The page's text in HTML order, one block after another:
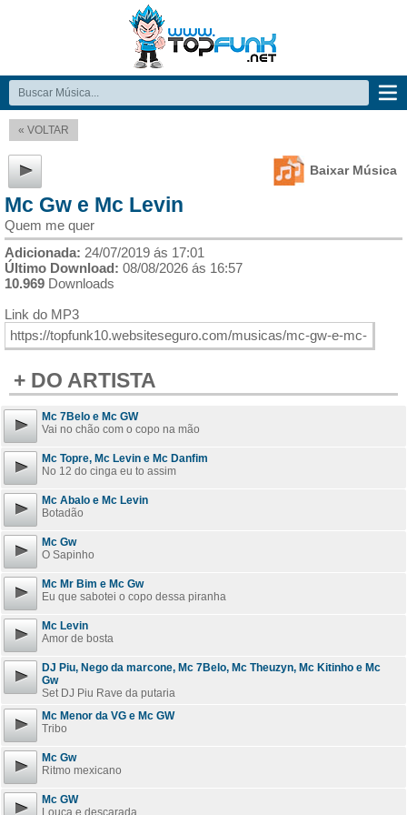
« VOLTAR
Baixar Música
Mc Gw e Mc Levin
Quem me quer
Adicionada: 24/07/2019 ás 17:01
Último Download: 08/08/2026 ás 16:57
10.969 Downloads
Link do MP3
+ DO ARTISTA
Mc 7Belo e Mc GW
Vai no chão com o copo na mão
Mc Topre, Mc Levin e Mc Danfim
No 12 do cinga eu to assim
Mc Abalo e Mc Levin
Botadão
Mc Gw
O Sapinho
Mc Mr Bim e Mc Gw
Eu que sabotei o copo dessa piranha
Mc Levin
Amor de bosta
DJ Piu, Nego da marcone, Mc 7Belo, Mc Theuzyn, Mc Kitinho e Mc
Gw
Set DJ Piu Rave da putaria
Mc Menor da VG e Mc GW
Tribo
Mc Gw
Ritmo mexicano
Mc GW
Louca e descarada